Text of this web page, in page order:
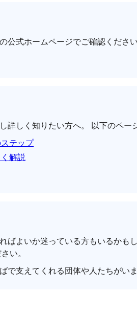
公式ホームページでご確認ください
しく知りたい方へ。 以下のペー
テップ
解説
ばよいか迷っている方もいるかも
い。
で支えてくれる団体や人たちがいま